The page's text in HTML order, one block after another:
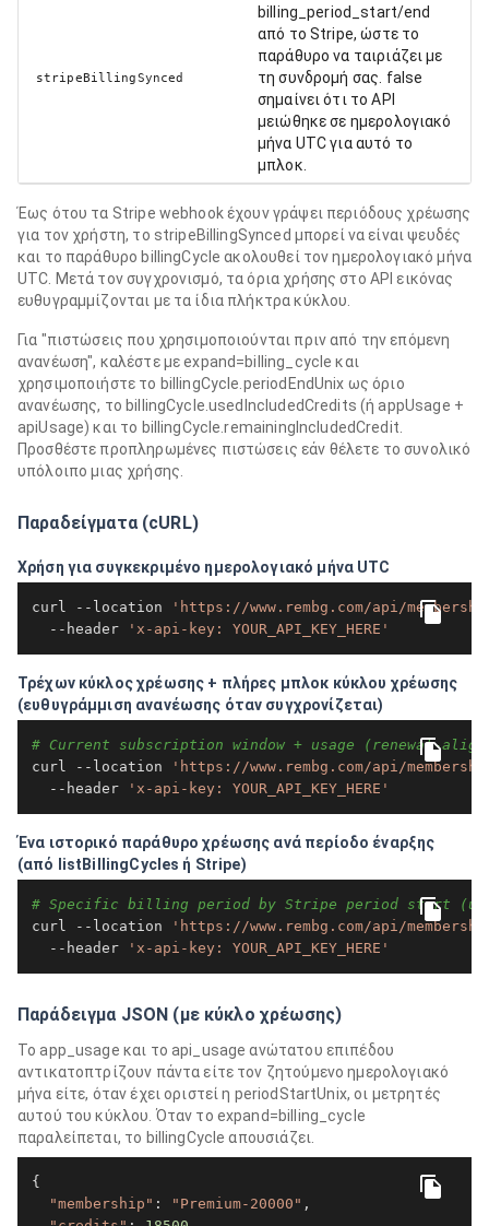
stripeBillingSynced
billing_period_start/end
από το Stripe, ώστε το
παράθυρο να ταιριάζει με
τη συνδρομή σας. false
σημαίνει ότι το API
μειώθηκε σε ημερολογιακό
μήνα UTC για αυτό το
μπλοκ.
Έως ότου τα Stripe webhook έχουν γράψει περιόδους χρέωσης
για τον χρήστη, το stripeBillingSynced μπορεί να είναι ψευδές
και το παράθυρο billingCycle ακολουθεί τον ημερολογιακό μήνα
UTC. Μετά τον συγχρονισμό, τα όρια χρήσης στο API εικόνας
ευθυγραμμίζονται με τα ίδια πλήκτρα κύκλου.
Για "πιστώσεις που χρησιμοποιούνται πριν από την επόμενη
ανανέωση", καλέστε με expand=billing_cycle και
χρησιμοποιήστε το billingCycle.periodEndUnix ως όριο
ανανέωσης, το billingCycle.usedIncludedCredits (ή appUsage +
apiUsage) και το billingCycle.remainingIncludedCredit.
Προσθέστε προπληρωμένες πιστώσεις εάν θέλετε το συνολικό
υπόλοιπο μιας χρήσης.
Παραδείγματα (cURL)
Χρήση για συγκεκριμένο ημερολογιακό μήνα UTC
curl --location
'https://www.rembg.com/api/
  --header
'x-api-key: YOUR_API_KEY_HERE'
Τρέχων κύκλος χρέωσης + πλήρες μπλοκ κύκλου χρέωσης
(ευθυγράμμιση ανανέωσης όταν συγχρονίζεται)
# Current subscription window + usage (renewal-
curl --location
'https://www.rembg.com/api/
  --header
'x-api-key: YOUR_API_KEY_HERE'
Ένα ιστορικό παράθυρο χρέωσης ανά περίοδο έναρξης
(από listBillingCycles ή Stripe)
# Specific billing period by Stripe period start
curl --location
'https://www.rembg.com/api/
  --header
'x-api-key: YOUR_API_KEY_HERE'
Παράδειγμα JSON (με κύκλο χρέωσης)
Το app_usage και το api_usage ανώτατου επιπέδου
αντικατοπτρίζουν πάντα είτε τον ζητούμενο ημερολογιακό
μήνα είτε, όταν έχει οριστεί η periodStartUnix, οι μετρητές
αυτού του κύκλου. Όταν το expand=billing_cycle
παραλείπεται, το billingCycle απουσιάζει.
{
"membership" : "Premium-20000" ,